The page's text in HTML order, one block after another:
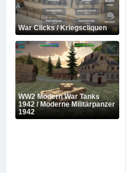
War Clicks / Kriegscliquen
WW2 Modern War Tanks
1942 / Moderne Militärpanzer
1942